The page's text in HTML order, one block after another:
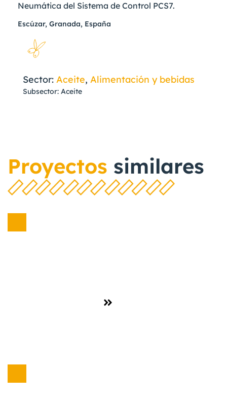
Neumática del Sistema de Control PCS7.
Escúzar, Granada, España
Sector: Aceite, Alimentación y bebidas
Subsector: Aceite
Proyectos similares